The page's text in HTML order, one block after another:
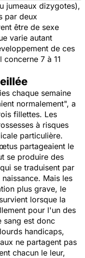
jumeaux dizygotes),
par deux
être de sexe
varie autant
de ces
7 à 11
chaque semaine
normalement", a
fillettes. Les
à risques
particulière.
partageaient le
se produire des
se traduisent par
Mais les
plus grave, le
lorsque la
pour l'un des
est donc
handicaps,
ne partagent pas
chacun le leur,